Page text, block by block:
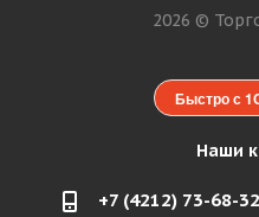
2026 ©
Быстро с
Наши
+7 (4212) 73-68-32